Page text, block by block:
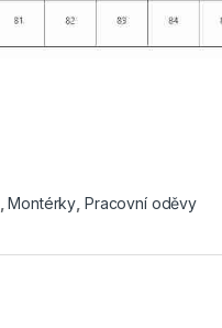
,Montérky Pracovní oděvy